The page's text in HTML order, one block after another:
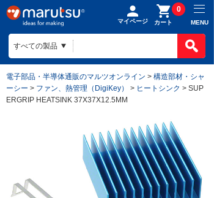
マイページ カート
0
MENU
電子部品・半導体通販のマルツオンライン > 構造部材・シャ
ーシー > ファン、熱管理（DigiKey） > ヒートシンク > SUP
ERGRIP HEATSINK 37X37X12.5MM